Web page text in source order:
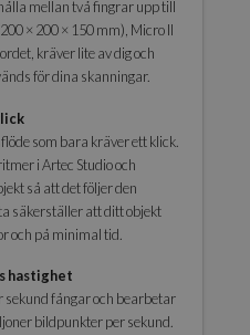
mellan två fingrar upp till
× 200 × 150 mm), Micro II
kräver lite av dig och
för dina skanningar.
som bara kräver ett klick.
i Artec Studio och
så att det följer den
säkerställer att ditt objekt
och på minimal tid.
hastighet
sekund fångar och bearbetar
bildpunkter per sekund.